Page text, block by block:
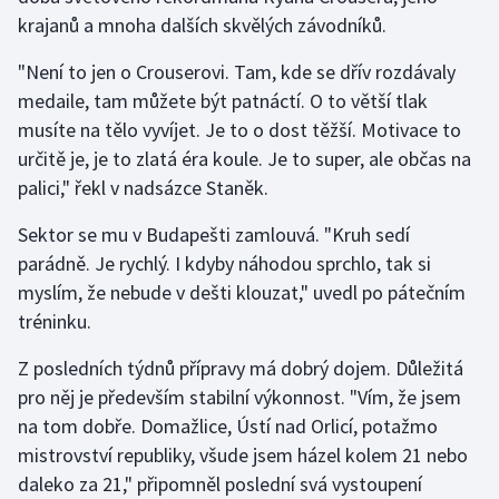
Olympijské hry
Parasport
Plavání
Plážový volejbal
Ragby
Rychlobruslení
Rychlostní kanoistika
Short track
Sportovní střelba
krajanů a mnoha dalších skvělých závodníků.
"Není to jen o Crouserovi. Tam, kde se dřív rozdávaly
medaile, tam můžete být patnáctí. O to větší tlak
musíte na tělo vyvíjet. Je to o dost těžší. Motivace to
určitě je, je to zlatá éra koule. Je to super, ale občas na
palici," řekl v nadsázce Staněk.
Sektor se mu v Budapešti zamlouvá. "Kruh sedí
parádně. Je rychlý. I kdyby náhodou sprchlo, tak si
myslím, že nebude v dešti klouzat," uvedl po pátečním
tréninku.
Z posledních týdnů přípravy má dobrý dojem. Důležitá
pro něj je především stabilní výkonnost. "Vím, že jsem
na tom dobře. Domažlice, Ústí nad Orlicí, potažmo
mistrovství republiky, všude jsem házel kolem 21 nebo
daleko za 21," připomněl poslední svá vystoupení